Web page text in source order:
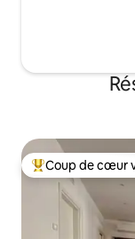
Coups de cœur
Coup de cœur